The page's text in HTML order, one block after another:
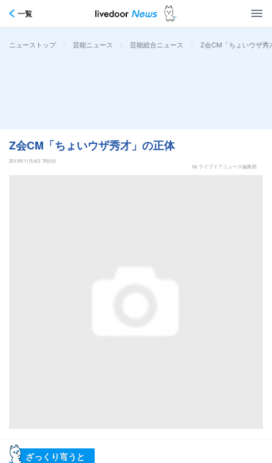
一覧
ニューストップ > 芸能ニュース > 芸能総合ニュース > Z会CM「ちょいウザ秀
Z会CM「ちょいウザ秀才」の正体
2013年11月4日 7時0分
by ライブドアニュース編集部
ざっくり言うと